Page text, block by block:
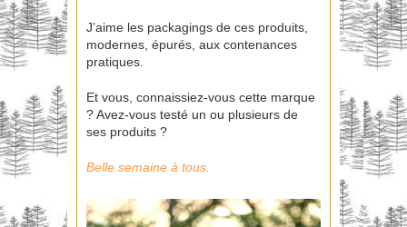
J’aime les packagings de ces produits,
modernes, épurés, aux contenances
pratiques.
Et vous, connaissiez-vous cette marque
? Avez-vous testé un ou plusieurs de
ses produits ?
Belle semaine à tous.